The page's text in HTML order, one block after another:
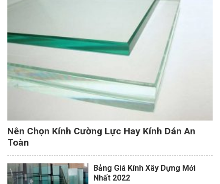
Nên Chọn Kính Cường Lực Hay Kính Dán An
Toàn
Bảng Giá Kính Xây Dựng Mới
Nhất 2022